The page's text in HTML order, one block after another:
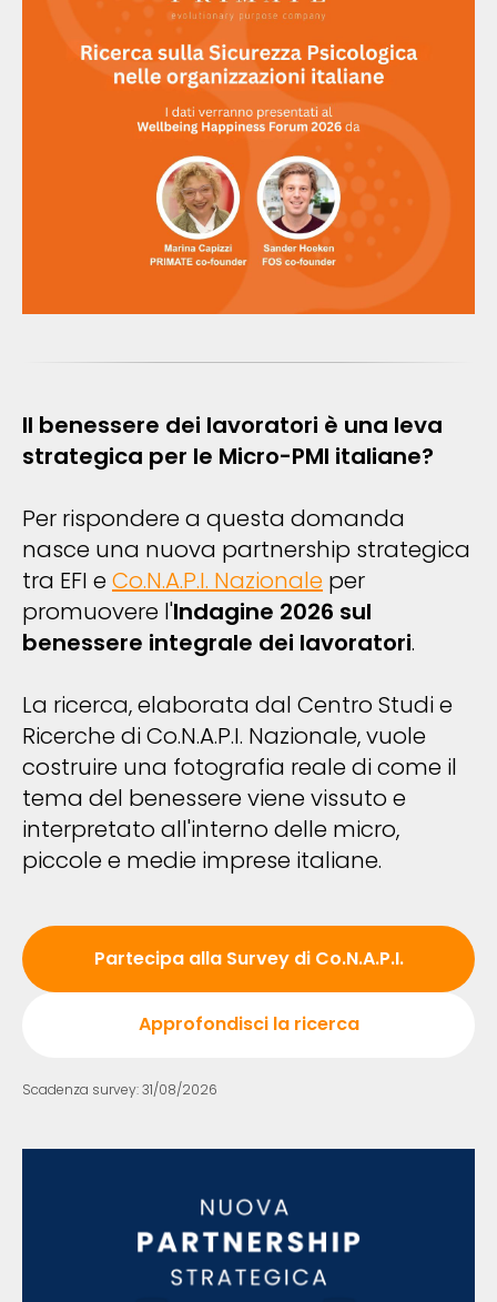
Il benessere dei lavoratori è una leva
strategica per le Micro-PMI italiane?
Per rispondere a questa domanda
nasce una nuova partnership strategica
tra EFI eCo.N.A.P.I. Nazionale per
promuovere l'Indagine 2026 sul
benessere integrale dei lavoratori.
La ricerca, elaborata dal Centro Studi e
Ricerche di Co.N.A.P.I. Nazionale, vuole
costruire una fotografia reale di come il
tema del benessere viene vissuto e
interpretato all'interno delle micro,
piccole e medie imprese italiane.
Partecipa alla Survey di Co.N.A.P.I.
Approfondisci la ricerca
Scadenza survey: 31/08/2026